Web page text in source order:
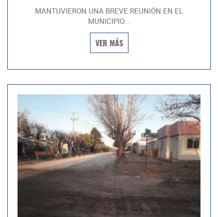
MANTUVIERON UNA BREVE REUNIÓN EN EL
MUNICIPIO...
VER MÁS